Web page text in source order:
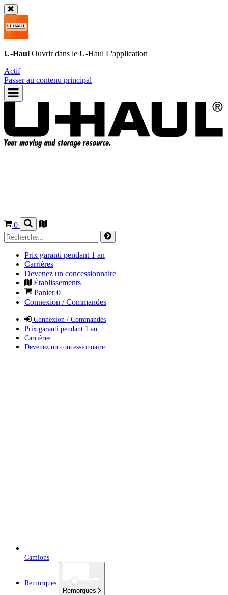
U-Haul Ouvrir dans le U-Haul L'application
Actif
Passer au contenu principal
0
Prix garanti pendant 1 an
Carrières
Devenez un concessionnaire
Établissements
Panier0
Connexion / Commandes
Connexion / Commandes
Prix garanti pendant 1 an
Carrières
Devenez un concessionnaire
Camions
Remorques
Remorques